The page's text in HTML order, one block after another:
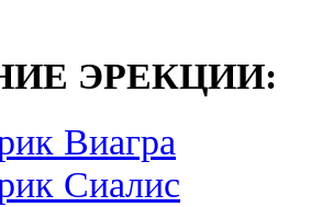
ЭРЕКЦИИ:
Виагра
Сиалис